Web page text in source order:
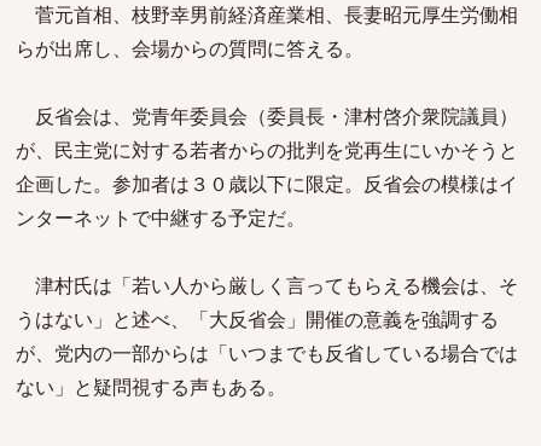
菅元首相、枝野幸男前経済産業相、長妻昭元厚生労働相
らが出席し、会場からの質問に答える。
反省会は、党青年委員会（委員長・津村啓介衆院議員）
が、民主党に対する若者からの批判を党再生にいかそうと
企画した。参加者は３０歳以下に限定。反省会の模様はイ
ンターネットで中継する予定だ。
津村氏は「若い人から厳しく言ってもらえる機会は、そ
うはない」と述べ、「大反省会」開催の意義を強調する
が、党内の一部からは「いつまでも反省している場合では
ない」と疑問視する声もある。